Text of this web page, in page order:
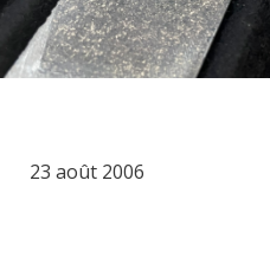
23 août 2006